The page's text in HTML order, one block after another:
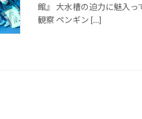
館』 大水槽の迫力に魅入
観察 ペンギン […]